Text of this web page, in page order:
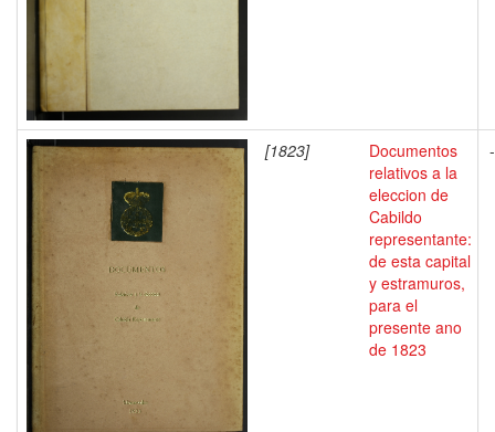
[1823]
Documentos
relativos a la
eleccion de
Cabildo
representante:
de esta capital
y estramuros,
para el
presente ano
de 1823
-